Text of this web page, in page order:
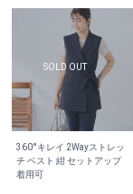
360°キレイ 2Wayストレッ
チ ベスト 紺 セットアップ
着用可